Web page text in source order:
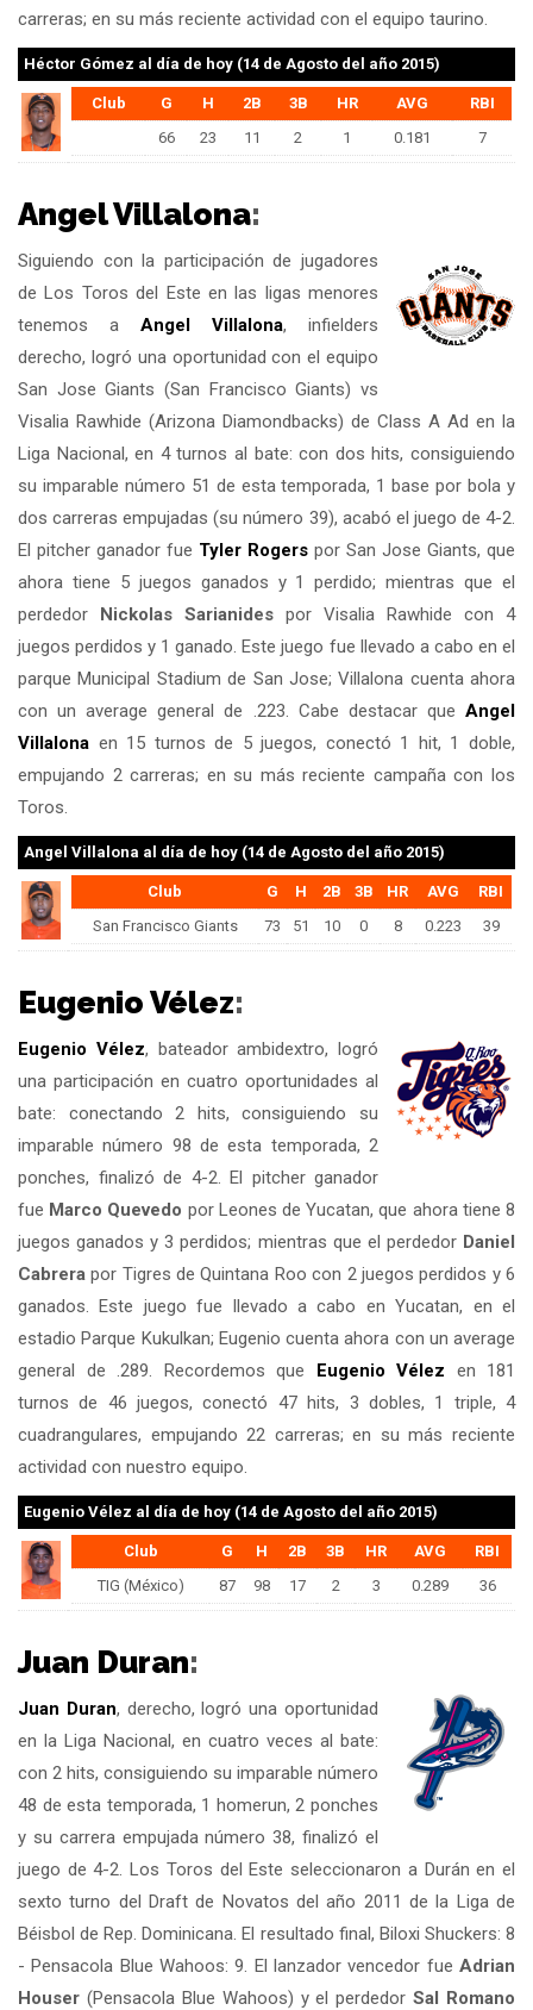
carreras; en su más reciente actividad con el equipo taurino.
Héctor Gómez al día de hoy (14 de Agosto del año 2015)
Club G H 2B 3B HR AVG
RBI
66
23 11 2 1 0.181 7
Angel Villalona:
Siguiendo con la participación de jugadores
de Los Toros del Este en las ligas menores
tenemos a Angel Villalona, infielders
derecho, logró una oportunidad con el equipo
San Jose Giants (San Francisco Giants) vs
Visalia Rawhide (Arizona Diamondbacks) de Class A Ad en la
Liga Nacional, en 4 turnos al bate: con dos hits, consiguiendo
su imparable número 51 de esta temporada, 1 base por bola y
dos carreras empujadas (su número 39), acabó el juego de 4-2.
El pitcher ganador fue Tyler Rogers por San Jose Giants, que
ahora tiene 5 juegos ganados y 1 perdido; mientras que el
perdedor Nickolas Sarianides por Visalia Rawhide con 4
juegos perdidos y 1 ganado. Este juego fue llevado a cabo en el
parque Municipal Stadium de San Jose; Villalona cuenta ahora
con un average general de .223. Cabe destacar que Angel
Villalona en 15 turnos de 5 juegos, conectó 1 hit, 1 doble,
empujando 2 carreras; en su más reciente campaña con los
Toros.
Angel Villalona al día de hoy (14 de Agosto del año 2015)
Club G H 2B 3B HR AVG
RBI
San Francisco Giants
73 51 10 0 8 0.223 39
Eugenio Vélez:
Eugenio Vélez, bateador ambidextro, logró
una participación en cuatro oportunidades al
bate: conectando 2 hits, consiguiendo su
imparable número 98 de esta temporada, 2
ponches, finalizó de 4-2. El pitcher ganador
fue Marco Quevedo por Leones de Yucatan, que ahora tiene 8
juegos ganados y 3 perdidos; mientras que el perdedor Daniel
Cabrera por Tigres de Quintana Roo con 2 juegos perdidos y 6
ganados. Este juego fue llevado a cabo en Yucatan, en el
estadio Parque Kukulkan; Eugenio cuenta ahora con un average
general de .289. Recordemos que Eugenio Vélez en 181
turnos de 46 juegos, conectó 47 hits, 3 dobles, 1 triple, 4
cuadrangulares, empujando 22 carreras; en su más reciente
actividad con nuestro equipo.
Eugenio Vélez al día de hoy (14 de Agosto del año 2015)
Club G H 2B 3B HR AVG
RBI
TIG (México)
87 98 17 2 3 0.289 36
Juan Duran:
Juan Duran, derecho, logró una oportunidad
en la Liga Nacional, en cuatro veces al bate:
con 2 hits, consiguiendo su imparable número
48 de esta temporada, 1 homerun, 2 ponches
y su carrera empujada número 38, finalizó el
juego de 4-2. Los Toros del Este seleccionaron a Durán en el
sexto turno del Draft de Novatos del año 2011 de la Liga de
Béisbol de Rep. Dominicana. El resultado final, Biloxi Shuckers: 8
- Pensacola Blue Wahoos: 9. El lanzador vencedor fue Adrian
Houser (Pensacola Blue Wahoos) y el perdedorSal Romano